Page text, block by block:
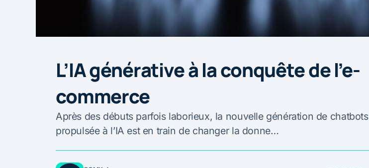
L’IA générative à la conquête de l’e-
commerce
Après des débuts parfois laborieux, la nouvelle génération de chatbots
propulsée à l’IA est en train de changer la donne…